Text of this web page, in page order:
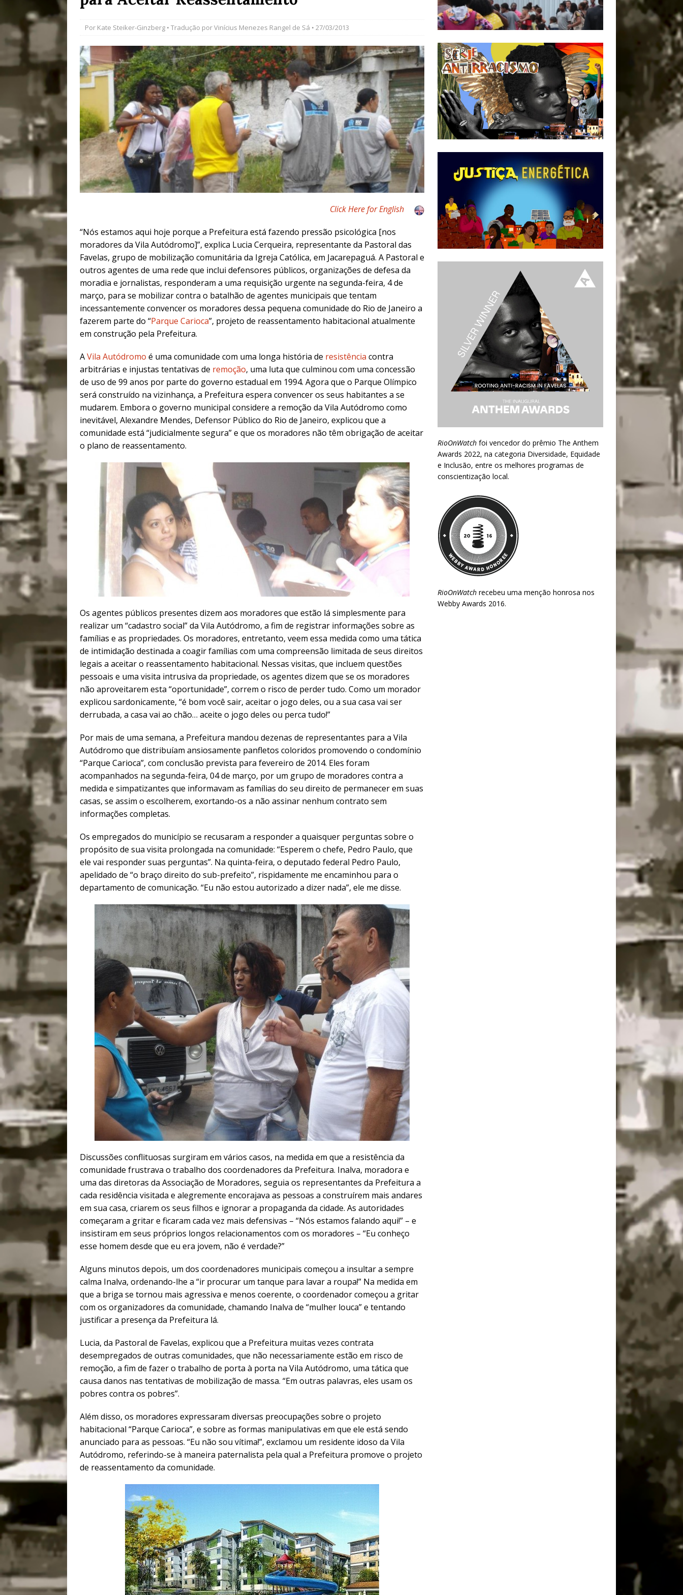
Coletivos para Plantio e Inauguração da Feira da Praia do Remanso
em Suruí, Magé
COBERTURA DE EVENTOS
[ 04/08/2026 ] Trens Fluminenses, Cronicamente Abandonados,
Passam para Consórcio Nova Via Mobilidade 10 Anos Após Rio2016
#OLHONOLEGADO
[ 31/07/2026 ]
Complexo de Acari Lança Pesquisa Pioneira sobre
Impactos das Enchentes na Comunidade
DADOS E PESQUISA
Por Kate Steiker-Ginzberg • Tradução porVinícius Menezes Rangel de Sá • 27/03/2013
Click Here for English
“Nós estamos aqui hoje porque a Prefeitura está fazendo pressão psicológica [nos
moradores da Vila Autódromo]”, explica Lucia Cerqueira, representante da Pastoral das
Favelas, grupo de mobilização comunitária da Igreja Católica, em Jacarepaguá. A Pastoral e
outros agentes de uma rede que inclui defensores públicos, organizações de defesa da
moradia e jornalistas, responderam a uma requisição urgente na segunda-feira, 4 de
março, para se mobilizar contra o batalhão de agentes municipais que tentam
incessantemente convencer os moradores dessa pequena comunidade do Rio de Janeiro a
fazerem parte do “Parque Carioca”, projeto de reassentamento habitacional atualmente
em construção pela Prefeitura.
AVila Autódromo é uma comunidade com uma longa história de resistência contra
arbitrárias e injustas tentativas de remoção, uma luta que culminou com uma concessão
de uso de 99 anos por parte do governo estadual em 1994. Agora que o Parque Olímpico
será construído na vizinhança, a Prefeitura espera convencer os seus habitantes a se
mudarem. Embora o governo municipal considere a remoção da Vila Autódromo como
inevitável, Alexandre Mendes, Defensor Público do Rio de Janeiro, explicou que a
comunidade está “judicialmente segura” e que os moradores não têm obrigação de aceitar
o plano de reassentamento.
Os agentes públicos presentes dizem aos moradores que estão lá simplesmente para
realizar um “cadastro social” da Vila Autódromo, a fim de registrar informações sobre as
famílias e as propriedades. Os moradores, entretanto, veem essa medida como uma tática
de intimidação destinada a coagir famílias com uma compreensão limitada de seus direitos
legais a aceitar o reassentamento habitacional. Nessas visitas, que incluem questões
pessoais e uma visita intrusiva da propriedade, os agentes dizem que se os moradores
não aproveitarem esta “oportunidade”, correm o risco de perder tudo. Como um morador
explicou sardonicamente, “é bom você sair, aceitar o jogo deles, ou a sua casa vai ser
derrubada, a casa vai ao chão… aceite o jogo deles ou perca tudo!”
Por mais de uma semana, a Prefeitura mandou dezenas de representantes para a Vila
Autódromo que distribuíam ansiosamente panfletos coloridos promovendo o condomínio
“Parque Carioca”, com conclusão prevista para fevereiro de 2014. Eles foram
acompanhados na segunda-feira, 04 de março, por um grupo de moradores contra a
medida e simpatizantes que informavam as famílias do seu direito de permanecer em suas
casas, se assim o escolherem, exortando-os a não assinar nenhum contrato sem
informações completas.
Os empregados do município se recusaram a responder a quaisquer perguntas sobre o
propósito de sua visita prolongada na comunidade: “Esperem o chefe, Pedro Paulo, que
ele vai responder suas perguntas”. Na quinta-feira, o deputado federal Pedro Paulo,
apelidado de “o braço direito do sub-prefeito”, rispidamente me encaminhou para o
departamento de comunicação. “Eu não estou autorizado a dizer nada”, ele me disse.
Discussões conflituosas surgiram em vários casos, na medida em que a resistência da
comunidade frustrava o trabalho dos coordenadores da Prefeitura. Inalva, moradora e
uma das diretoras da Associação de Moradores, seguia os representantes da Prefeitura a
cada residência visitada e alegremente encorajava as pessoas a construírem mais andares
em sua casa, criarem os seus filhos e ignorar a propaganda da cidade. As autoridades
começaram a gritar e ficaram cada vez mais defensivas – “Nós estamos falando aqui!” – e
insistiram em seus próprios longos relacionamentos com os moradores – “Eu conheço
esse homem desde que eu era jovem, não é verdade?”
Alguns minutos depois, um dos coordenadores municipais começou a insultar a sempre
calma Inalva, ordenando-lhe a “ir procurar um tanque para lavar a roupa!” Na medida em
que a briga se tornou mais agressiva e menos coerente, o coordenador começou a gritar
com os organizadores da comunidade, chamando Inalva de “mulher louca” e tentando
justificar a presença da Prefeitura lá.
Lucia, da Pastoral de Favelas, explicou que a Prefeitura muitas vezes contrata
desempregados de outras comunidades, que não necessariamente estão em risco de
remoção, a fim de fazer o trabalho de porta à porta na Vila Autódromo, uma tática que
causa danos nas tentativas de mobilização de massa. “Em outras palavras, eles usam os
pobres contra os pobres”.
Além disso, os moradores expressaram diversas preocupações sobre o projeto
habitacional “Parque Carioca”, e sobre as formas manipulativas em que ele está sendo
anunciado para as pessoas. “Eu não sou vítima!”, exclamou um residente idoso da Vila
Autódromo, referindo-se à maneira paternalista pela qual a Prefeitura promove o projeto
de reassentamento da comunidade.
RioOnWatchfoi vencedor do prêmio The Anthem
Awards 2022, na categoria Diversidade, Equidade
e Inclusão, entre os melhores programas de
conscientização local.
RioOnWatchrecebeu uma menção honrosa nos
Webby Awards 2016.